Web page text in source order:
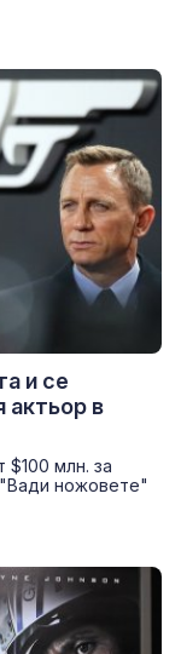
и се
актьор в
$100 млн. за
ножовете"